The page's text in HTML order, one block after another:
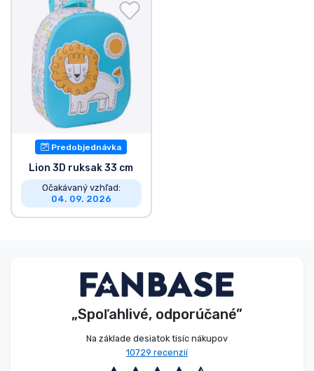
Predobjednávka
Lion 3D ruksak 33 cm
Očakávaný vzhľad:
04. 09. 2026
„Spoľahlivé, odporúčané”
Na základe desiatok tisíc nákupov
10729 recenzií